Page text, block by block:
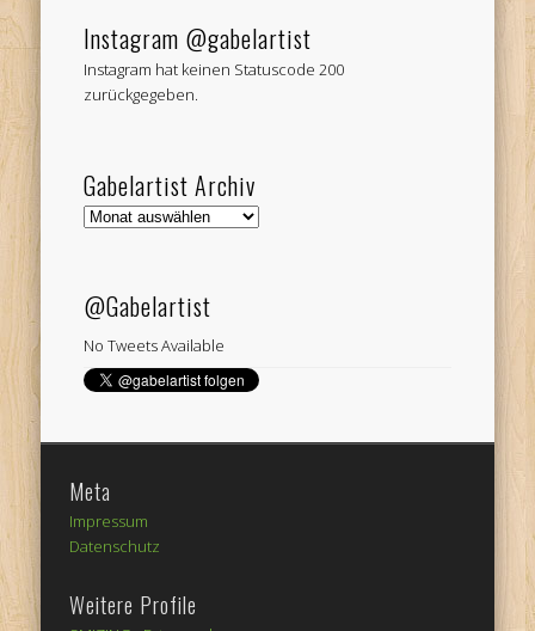
Instagram @gabelartist
Instagram hat keinen Statuscode 200
zurückgegeben.
Gabelartist Archiv
Gabelartist
@Gabelartist
No Tweets Available
Meta
Impressum
Datenschutz
Weitere Profile